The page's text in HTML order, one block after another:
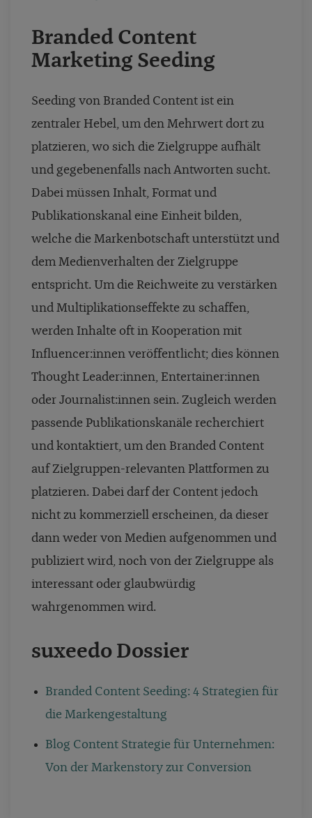
Branded Content
Marketing Seeding
Seeding von Branded Content ist ein
zentraler Hebel, um den Mehrwert dort zu
platzieren, wo sich die Zielgruppe aufhält
und gegebenenfalls nach Antworten sucht.
Dabei müssen Inhalt, Format und
Publikationskanal eine Einheit bilden,
welche die Markenbotschaft unterstützt und
dem Medienverhalten der Zielgruppe
entspricht. Um die Reichweite zu verstärken
und Multiplikationseffekte zu schaffen,
werden Inhalte oft in Kooperation mit
Influencer:innen veröffentlicht; dies können
Thought Leader:innen, Entertainer:innen
oder Journalist:innen sein. Zugleich werden
passende Publikationskanäle recherchiert
und kontaktiert, um den Branded Content
auf Zielgruppen-relevanten Plattformen zu
platzieren. Dabei darf der Content jedoch
nicht zu kommerziell erscheinen, da dieser
dann weder von Medien aufgenommen und
publiziert wird, noch von der Zielgruppe als
interessant oder glaubwürdig
wahrgenommen wird.
suxeedo Dossier
Branded Content Seeding: 4 Strategien für
die Markengestaltung
Blog Content Strategie für Unternehmen:
Von der Markenstory zur Conversion